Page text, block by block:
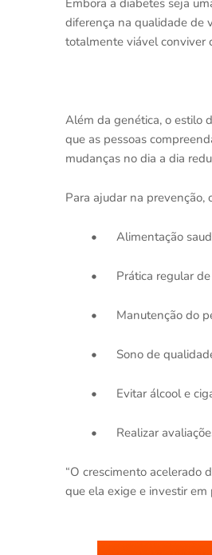
Embora a diabetes seja
diferença na qualidade de
totalmente viável conviver
Além da genética, o estilo
que as pessoas
mudanças no dia a dia
Para ajudar na prevenção,
• Alimentação
• Prática regular
• Manutenção do
• Sono de
• Evitar álcool e
• Realizar
“O crescimento acelerado
que ela exige e investir em